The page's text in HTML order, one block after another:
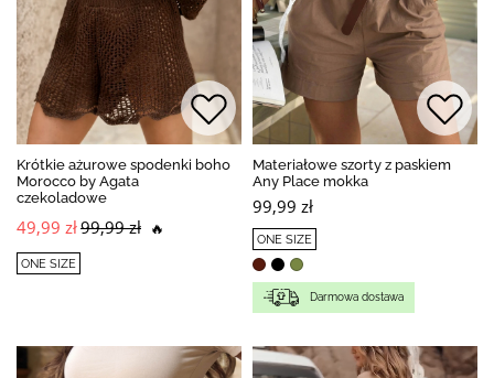
Krótkie ażurowe spodenki boho
Morocco by Agata
czekoladowe
49,99 zł99,99 zł 🔥
ONE SIZE
Materiałowe szorty z paskiem
Any Place mokka
99,99 zł
ONE SIZE
Darmowa dostawa